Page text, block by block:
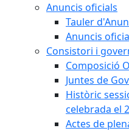
Anuncis oficials
Tauler
Anuncis
Consistori i
Composició
Juntes de
Històric
celebrada el
Actes de